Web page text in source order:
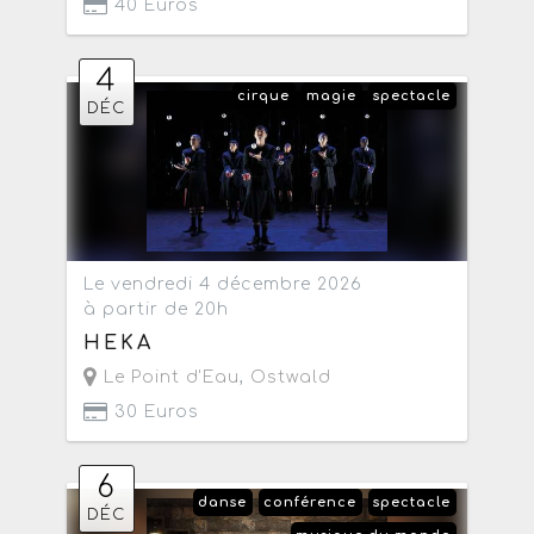
40 Euros
4
DÉC
spectacle
magie
cirque
Le vendredi 4 décembre 2026
à partir de 20h
HEKA
Le Point d'Eau, Ostwald
30 Euros
6
DÉC
spectacle
conférence
danse